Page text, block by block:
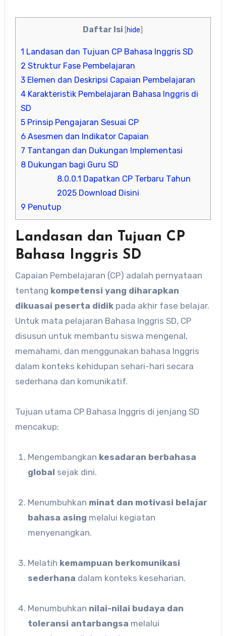
Daftar Isi [hide]
1 Landasan dan Tujuan CP Bahasa Inggris SD
2 Struktur Fase Pembelajaran
3Elemen dan Deskripsi Capaian Pembelajaran
4Karakteristik Pembelajaran Bahasa Inggris di
SD
5Prinsip Pengajaran Sesuai CP
6Asesmen dan Indikator Capaian
7 Tantangan dan Dukungan Implementasi
8Dukungan bagi Guru SD
8.0.0.1 Dapatkan CP Terbaru Tahun
2025 Download Disini
9 Penutup
Landasan dan Tujuan CP
Bahasa Inggris SD
Capaian Pembelajaran (CP) adalah pernyataan
tentang kompetensi yang diharapkan
dikuasai peserta didikpada akhir fase belajar.
Untuk mata pelajaran Bahasa Inggris SD, CP
disusun untuk membantu siswa mengenal,
memahami, dan menggunakan bahasa Inggris
dalam konteks kehidupan sehari-hari secara
sederhana dan komunikatif.
Tujuan utama CP Bahasa Inggris di jenjang SD
mencakup:
Mengembangkan kesadaran berbahasa
global sejak dini.
Menumbuhkan minat dan motivasi belajar
bahasa asing melalui kegiatan
menyenangkan.
Melatih kemampuan berkomunikasi
sederhana dalam konteks keseharian.
Menumbuhkan nilai-nilai budaya dan
toleransi antarbangsa melalui